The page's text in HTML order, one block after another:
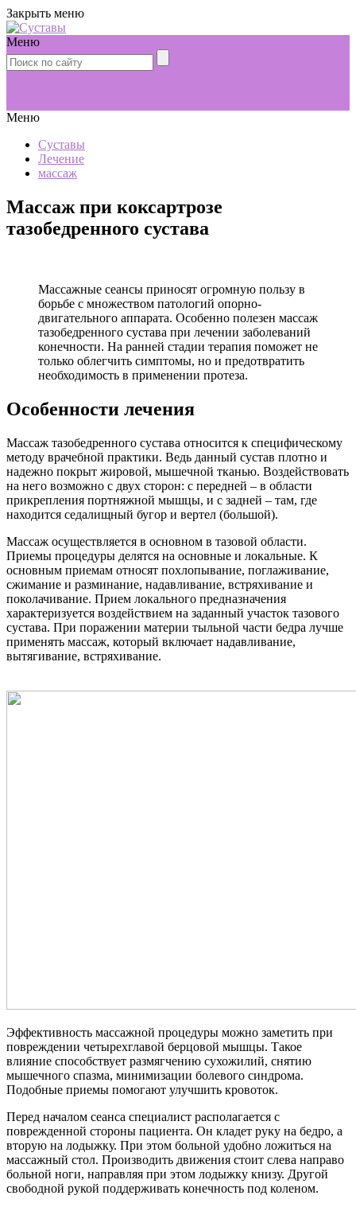
Закрыть меню
Меню
Меню
Суставы
Лечение
массаж
Массаж при коксартрозе
тазобедренного сустава
Массажные сеансы приносят огромную пользу в
борьбе с множеством патологий опорно-
двигательного аппарата. Особенно полезен массаж
тазобедренного сустава при лечении заболеваний
конечности. На ранней стадии терапия поможет не
только облегчить симптомы, но и предотвратить
необходимость в применении протеза.
Особенности лечения
Массаж тазобедренного сустава относится к специфическому
методу врачебной практики. Ведь данный сустав плотно и
надежно покрыт жировой, мышечной тканью. Воздействовать
на него возможно с двух сторон: с передней – в области
прикрепления портняжной мышцы, и с задней – там, где
находится седалищный бугор и вертел (большой).
Массаж осуществляется в основном в тазовой области.
Приемы процедуры делятся на основные и локальные. К
основным приемам относят похлопывание, поглаживание,
сжимание и разминание, надавливание, встряхивание и
поколачивание. Прием локального предназначения
характеризуется воздействием на заданный участок тазового
сустава. При поражении материи тыльной части бедра лучше
применять массаж, который включает надавливание,
вытягивание, встряхивание.
Эффективность массажной процедуры можно заметить при
повреждении четырехглавой берцовой мышцы. Такое
влияние способствует размягчению сухожилий, снятию
мышечного спазма, минимизации болевого синдрома.
Подобные приемы помогают улучшить кровоток.
Перед началом сеанса специалист располагается с
поврежденной стороны пациента. Он кладет руку на бедро, а
вторую на лодыжку. При этом больной удобно ложиться на
массажный стол. Производить движения стоит слева направо
больной ноги, направляя при этом лодыжку книзу. Другой
свободной рукой поддерживать конечность под коленом.